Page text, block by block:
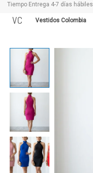
Tiempo Entrega 4-7 días hábiles
VC Vestidos Colombia
ALEMANIA
cantidad